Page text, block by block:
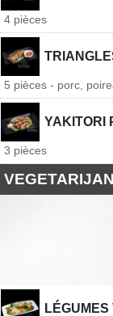
4 pièces
5 pièces - porc,
YAKITORI
3 pièces
LÉGUMES